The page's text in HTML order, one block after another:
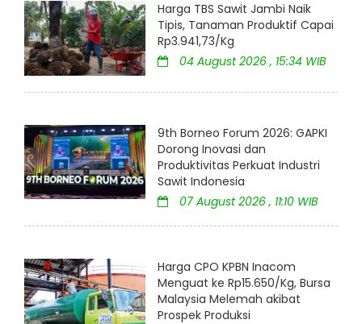
Harga TBS Sawit Jambi Naik
Tipis, Tanaman Produktif Capai
Rp3.941,73/Kg
04 August 2026 , 15:34 WIB
9th Borneo Forum 2026: GAPKI
Dorong Inovasi dan
Produktivitas Perkuat Industri
Sawit Indonesia
07 August 2026 , 11:10 WIB
Harga CPO KPBN Inacom
Menguat ke Rp15.650/Kg, Bursa
Malaysia Melemah akibat
Prospek Produksi